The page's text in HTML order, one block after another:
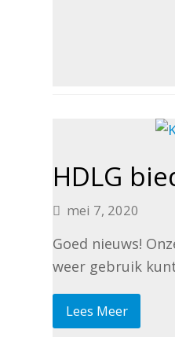
HDLG
mei 7, 2020
Goed nieuws!
weer gebruik
Lees Meer